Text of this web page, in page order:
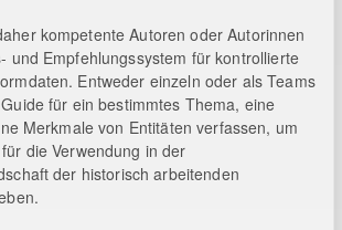
kompetente Autoren oder Autorinnen
und Empfehlungssystem für kontrollierte
Entweder einzeln oder als Teams
für ein bestimmtes Thema, eine
Merkmale von Entitäten verfassen, um
die Verwendung in der
der historisch arbeitenden